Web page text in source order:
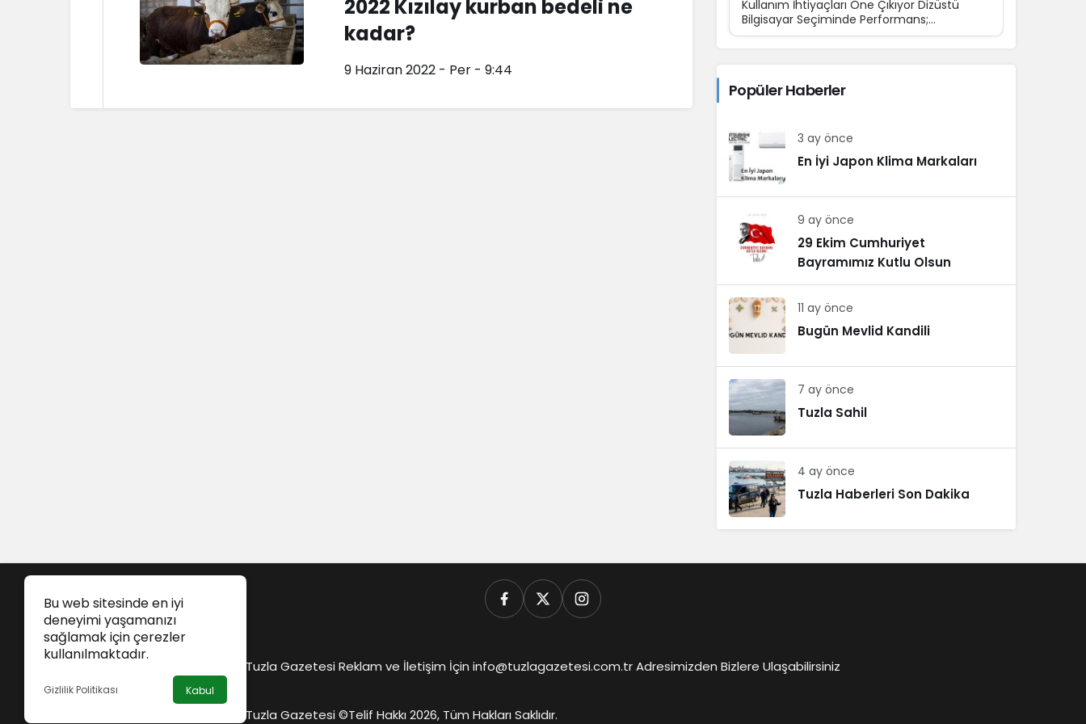
2022 Kızılay kurban bedeli ne
kadar?
9 Haziran 2022 - Per - 9:44
Kullanım İhtiyaçları Öne Çıkıyor Dizüstü
Bilgisayar Seçiminde Performans;
Teknolojinin günlük yaşamın...
Popüler Haberler
3 ay önce
En İyi Japon Klima Markaları
9 ay önce
29 Ekim Cumhuriyet
Bayramımız Kutlu Olsun
11 ay önce
Bugün Mevlid Kandili
7 ay önce
Tuzla Sahil
4 ay önce
Tuzla Haberleri Son Dakika
Bu web sitesinde en iyi
deneyimi yaşamanızı
sağlamak için çerezler
kullanılmaktadır.
Gizlilik Politikası Kabul
Tuzla Gazetesi Reklam ve İletişim İçin info@tuzlagazetesi.com.tr Adresimizden Bizlere Ulaşabilirsiniz
Tuzla Gazetesi ©Telif Hakkı 2026, Tüm Hakları Saklıdır.